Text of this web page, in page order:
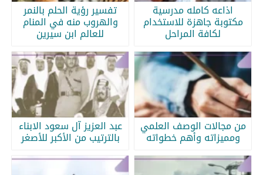
اذاعه كامله مدرسية
مكتوبة جاهزة للاستخدام
لكافة المراحل
تفسير رؤية الحلم بالنمر
والهروب منه في المنام
للعالم ابن سيرين
من مجالات الوصف العلمي
ومميزاته وأهم خطواته
عبد العزيز آل سعود الابناء
بالترتيب من الأكبر للأصغر